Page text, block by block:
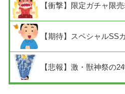
【衝撃】限定ガチャ限
【期待】スペシャルSS
【悲報】激・獣神祭の